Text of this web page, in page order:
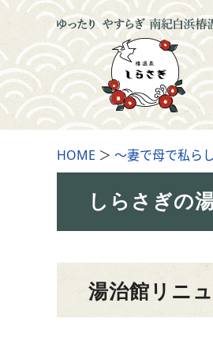
HOME ＞ ～妻で母で私ら
しらさぎの
湯治館リニ